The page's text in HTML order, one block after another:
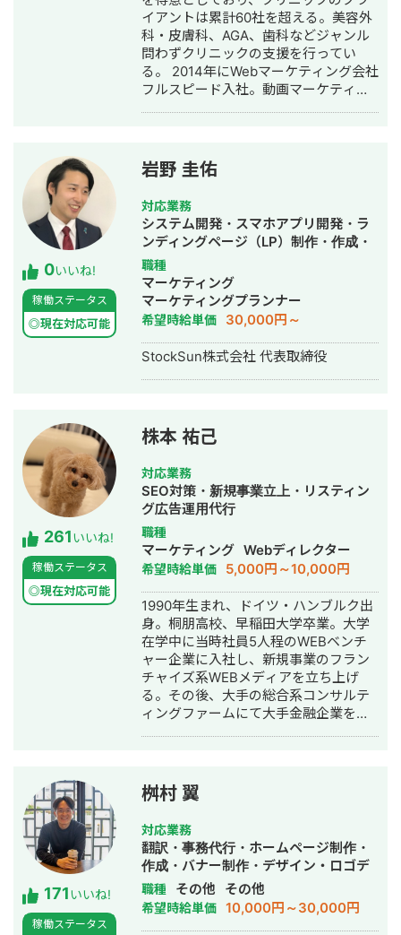
作成・リスティング広告運用代行・オ
ウンドメディア制作・構築・運用代
行・動画制作・動画編集・営業代行
イアントは累計60社を超える。美容外
科・皮膚科、AGA、歯科などジャンル
問わずクリニックの支援を行ってい
る。 2014年にWebマーケティング会社
フルスピード入社。動画マーケティン
独立。 独立後はフリーランスとなり、
フロントエンドエンジニア兼総合Web
マーケターとして活動。現在はWebコ
ンサルティング会社を創設し、法人と
してStockSunに参画。
0いいね!
稼働ステータス
◎現在対応可能
岩野 圭佑
対応業務
システム開発・スマホアプリ開発・ラ
ンディングページ（LP）制作・作成・
Youtubeチャンネル運営代行・立ち上
げ・ECサイト構築・ネットショップ作
成代行・SEO対策・新規事業立上・
SNS運用代行・ホームページ制作・作
成・リスティング広告運用代行・動画
制作・動画編集
職種
マーケティング
マーケティングプランナー
希望時給単価 30,000円～
StockSun株式会社 代表取締役
261いいね!
稼働ステータス
◎現在対応可能
株本 祐己
対応業務
SEO対策・新規事業立上・リスティン
グ広告運用代行
職種
マーケティング Webディレクター
希望時給単価 5,000円～10,000円
1990年生まれ、ドイツ・ハンブルク出
身。桐朋高校、早稲田大学卒業。大学
在学中に当時社員5人程のWEBベンチ
ャー企業に入社し、新規事業のフラン
チャイズ系WEBメディアを立ち上げ
る。その後、大手の総合系コンサルテ
ィングファームにて大手金融企業を顧
171いいね!
稼働ステータス
桝村 翼
対応業務
翻訳・事務代行・ホームページ制作・
作成・バナー制作・デザイン・ロゴデ
ザイン・作成・イラスト制作
職種 その他 その他
希望時給単価 10,000円～30,000円